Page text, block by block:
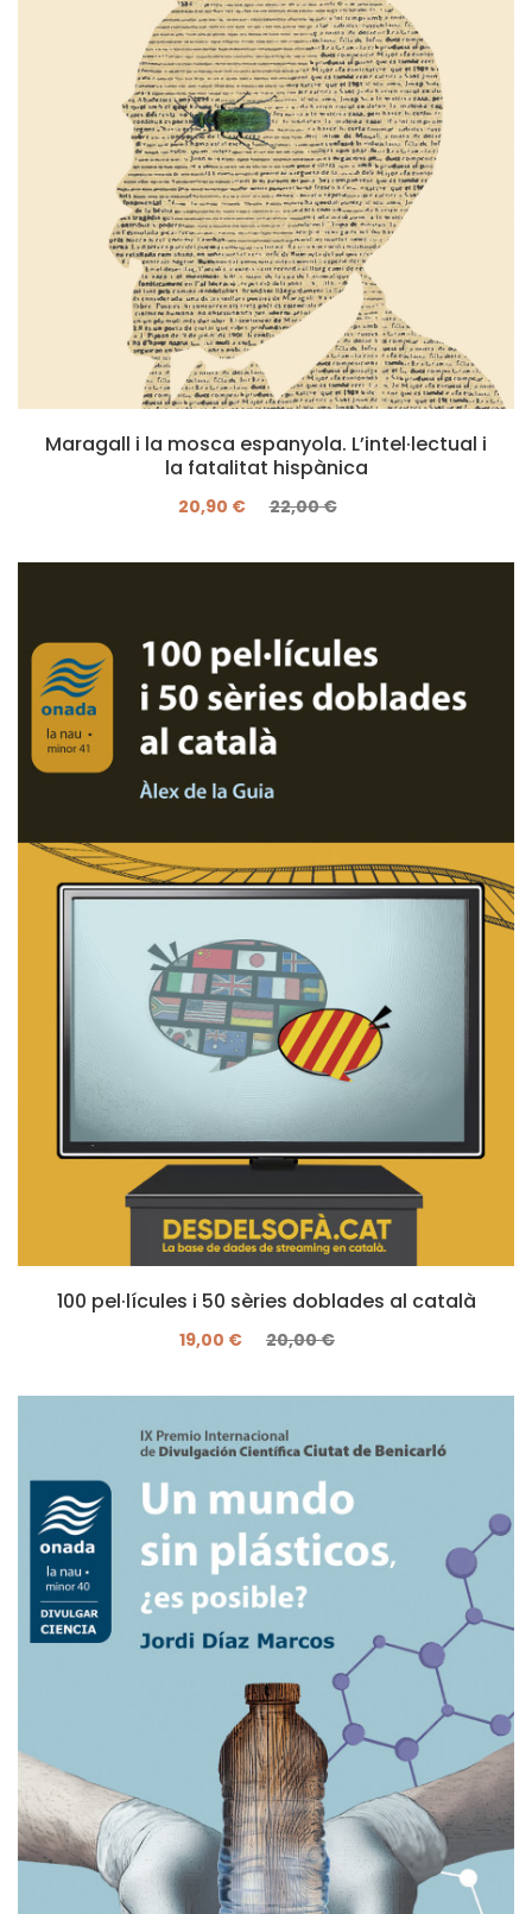
Maragall i la mosca espanyola. L’intel·lectual i
la fatalitat hispànica
20,90 € 22,00 €
100 pel·lícules i 50 sèries doblades al català
19,00 € 20,00 €